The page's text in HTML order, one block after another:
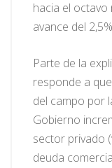
hacia el octavo
avance del
Parte de la
responde a
del campo por
Gobierno
sector privado
deuda